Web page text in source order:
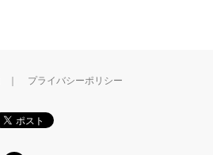
プライバシーポリシー